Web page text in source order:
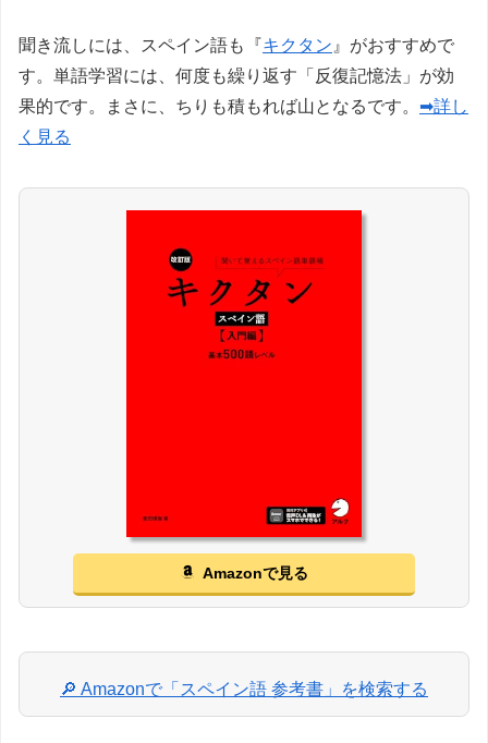
聞き流しには、スペイン語も『キクタン 』がおすすめで
す。単語学習には、何度も繰り返す「反復記憶法」が効
果的です。まさに、ちりも積もれば山となるです。 ➡詳し
く見る
Amazonで見る
🔎 Amazonで「スペイン語 参考書」を検索する